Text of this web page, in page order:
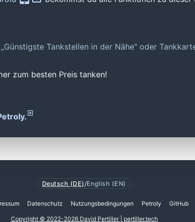
Tankstellen in der Nähe“ oder
zum besten Preis tanken!
Deutsch (DE) /English (EN)
Datenschutz Nutzungsbedingungen Petroly GitHub
Copyright © 2022-2026 David Pertiller | pertiller.tech